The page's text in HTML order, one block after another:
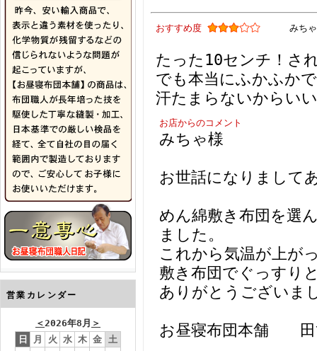
営業カレンダー
＜2026年8月 ＞
日
月 火 水 木 金 土
おすすめ度 みち
たった10センチ！さ
でも本当にふかふか
汗たまらないからい
お店からのコメント
みちゃ様
お世話になりまして
めん綿敷き布団を選
ました。
これから気温が上が
敷き布団でぐっすり
ありがとうございま
お昼寝布団本舗 田